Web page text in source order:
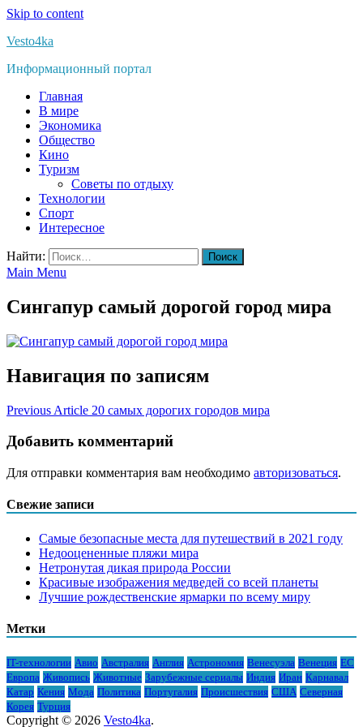
Skip to content
Vesto4ka
Информационный портал
Главная
В мире
Экономика
Общество
Кино
Туризм
Советы по отдыху
Технологии
Спорт
Интересное
Найти:
Main Menu
Сингапур самый дорогой город мира
Навигация по записям
Previous Article 20 самых дорогих городов мира
Добавить комментарий
Для отправки комментария вам необходимо авторизоваться.
Свежие записи
Самые безопасные места для путешествий в 2021 году
Недооцененные пляжи мира
Нетронутая дикая природа России
Красивые изображения медведей со всей планеты
Лучшие рождественские ярмарки по всему миру
Метки
IT-технологии Авио Австралия Англия Астрономия Венесуэла Венеция ЕС
Европа Живопись Животные Зарубежные сериалы Индия Иран Карнавал
Катар Кения Мода Политика Португалия Происшествия США Северная
Корея Турция
Copyright © 2026 Vesto4ka.